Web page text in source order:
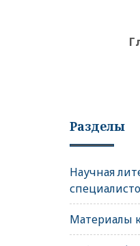
Разделы
Научная
Материалы